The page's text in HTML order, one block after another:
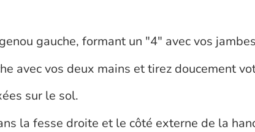
gauche, formant un "4" avec vos
avec vos deux mains et tirez doucement
sur le sol.
la fesse droite et le côté externe de la